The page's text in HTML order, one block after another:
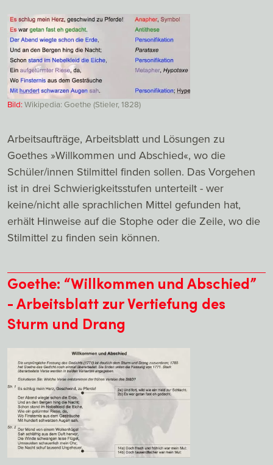
Bild:Wikipedia: Goethe (Stieler, 1828)
Arbeitsaufträge, Arbeitsblatt und Lösungen zu
Goethes »Willkommen und Abschied«, wo die
Schüler/innen Stilmittel finden sollen. Das Vorgehen
ist in drei Schwierigkeitsstufen unterteilt - wer
keine/nicht alle sprachlichen Mittel gefunden hat,
erhält Hinweise auf die Stophe oder die Zeile, wo die
Stilmittel zu finden sein können.
Goethe: “Willkommen und Abschied”
- Arbeitsblatt zur Vertiefung des
Sturm und Drang